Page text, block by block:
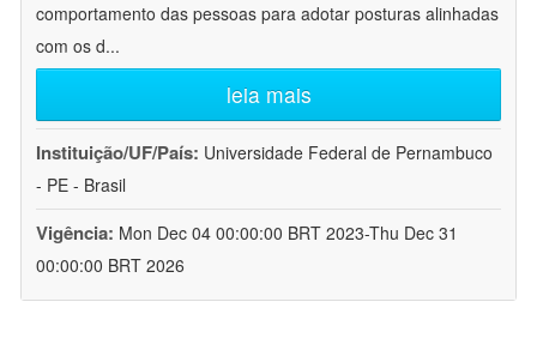
comportamento das pessoas para adotar posturas alinhadas
com os d...
leia mais
Instituição/UF/País: Universidade Federal de Pernambuco
- PE - Brasil
Vigência: Mon Dec 04 00:00:00 BRT 2023-Thu Dec 31
00:00:00 BRT 2026